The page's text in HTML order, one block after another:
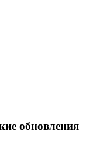
обновления